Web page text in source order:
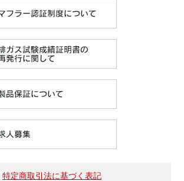
特定商取引法に基づく表記